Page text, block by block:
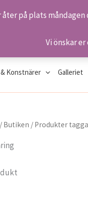
åter på plats
Vi önskar
Konstnärer Galleriet
/ Butiken / Produkter